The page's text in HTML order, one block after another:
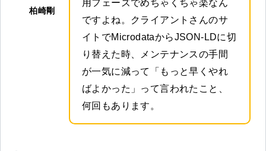
柏崎剛
用フェーズでめちゃくちゃ楽なん
ですよね。クライアントさんのサ
イトでMicrodataからJSON-LDに切
り替えた時、メンテナンスの手間
が一気に減って「もっと早くやれ
ばよかった」って言われたこと、
何回もあります。